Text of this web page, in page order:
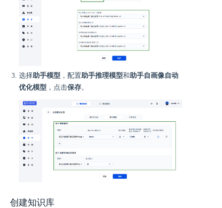
选择 助手模型 ，配置 助手推理模型和 助手自画像自动
优化模型 ，点击保存。
创建知识库